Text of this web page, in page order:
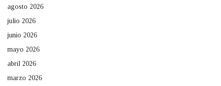
agosto 2026
julio 2026
junio 2026
mayo 2026
abril 2026
marzo 2026